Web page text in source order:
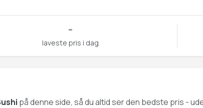
-
laveste pris i dag
på denne side, så du altid ser den bedste pris -